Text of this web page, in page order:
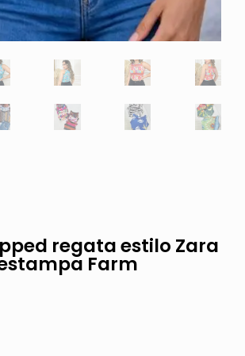
regata estilo Zara
Farm